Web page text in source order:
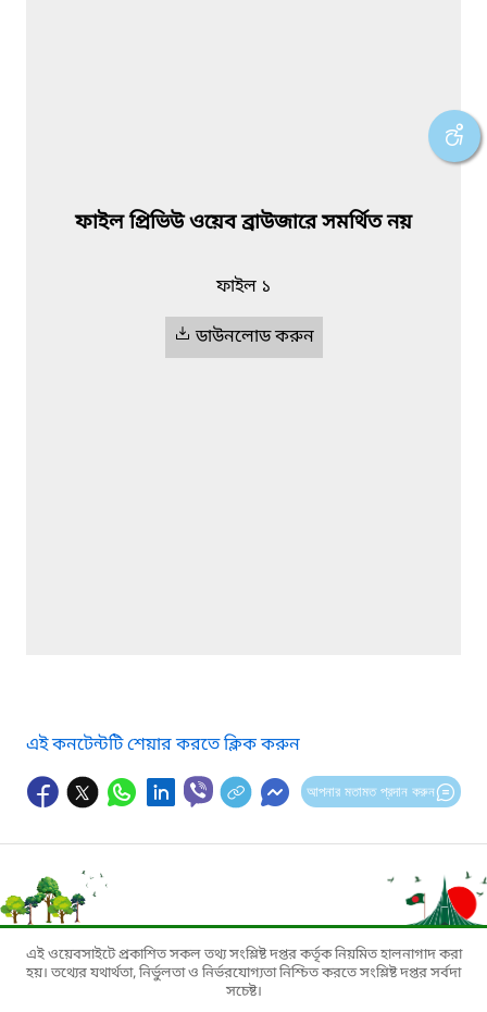
ফাইল প্রিভিউ ওয়েব ব্রাউজারে সমর্থিত নয়
ফাইল ১
ডাউনলোড করুন
এই কনটেন্টটি শেয়ার করতে ক্লিক করুন
আপনার মতামত প্রদান করুন
এই ওয়েবসাইটে প্রকাশিত সকল তথ্য সংশ্লিষ্ট দপ্তর কর্তৃক নিয়মিত হালনাগাদ করা
হয়। তথ্যের যথার্থতা, নির্ভুলতা ও নির্ভরযোগ্যতা নিশ্চিত করতে সংশ্লিষ্ট দপ্তর সর্বদা
সচেষ্ট।